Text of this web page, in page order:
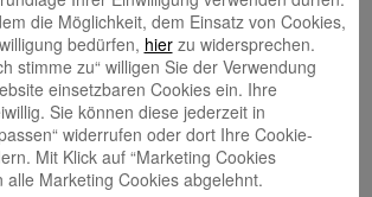
die Möglichkeit, dem Einsatz von Cookies,
bedürfen, hierzu widersprechen.
stimme zu“ willigen Sie der Verwendung
einsetzbaren Cookies ein. Ihre
Sie können diese jederzeit in
widerrufen oder dort Ihre Cookie-
Mit Klick auf “Marketing Cookies
alle Marketing Cookies abgelehnt.